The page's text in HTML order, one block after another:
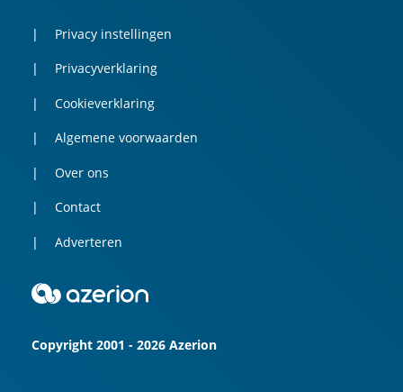
Privacy instellingen
Privacyverklaring
Cookieverklaring
Algemene voorwaarden
Over ons
Contact
Adverteren
Copyright 2001 - 2026 Azerion